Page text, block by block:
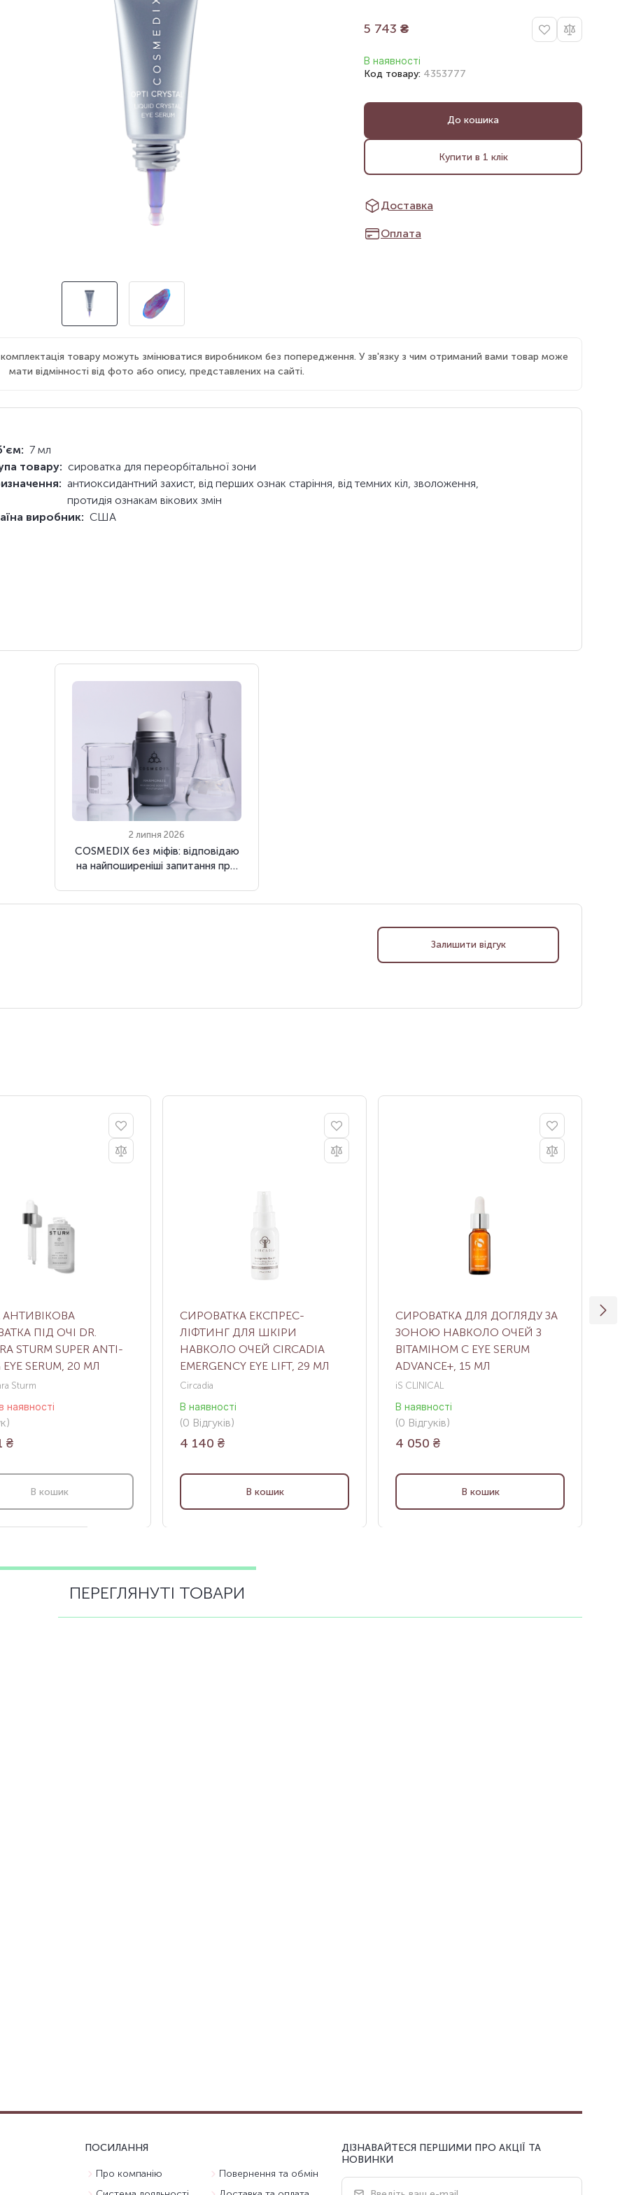
5 743 ₴
В наявності
Код товару: 4353777
До кошика
Купити в 1 клік
Доставка
Оплата
комплектація товару можуть змінюватися виробником без попередження. У зв'язку з чим отриманий вами товар може
мати відмінності від фото або опису, представлених на сайті.
7 мл
товару: сироватка для переорбітальної зони
антиоксидантний захист, від перших ознак старіння, від темних кіл, зволоження,
протидія ознакам вікових змін
виробник: США
2 липня 2026
COSMEDIX без міфів: відповідаю
на найпоширеніші запитання про
Залишити відгук
АНТИВІКОВА
ПІД ОЧІ DR.
STURM SUPER ANTI-
SERUM, 20 МЛ
Sturm
наявності
)
₴
В кошик
СИРОВАТКА ЕКСПРЕС-
ЛІФТИНГ ДЛЯ ШКІРИ
НАВКОЛО ОЧЕЙ CIRCADIA
EMERGENCY EYE LIFT, 29 МЛ
Circadia
В наявності
(0 Відгуків)
4 140 ₴
В кошик
СИРОВАТКА ДЛЯ ДОГЛЯДУ ЗА
ЗОНОЮ НАВКОЛО ОЧЕЙ З
ВІТАМІНОМ С EYE SERUM
ADVANCE+, 15 МЛ
iS CLINICAL
В наявності
(0 Відгуків)
4 050 ₴
В кошик
ПЕРЕГЛЯНУТІ ТОВАРИ
ПОСИЛАННЯ
Про компанію
Повернення та обмін
ДІЗНАВАЙТЕСЯ ПЕРШИМИ ПРО АКЦІЇ ТА
НОВИНКИ